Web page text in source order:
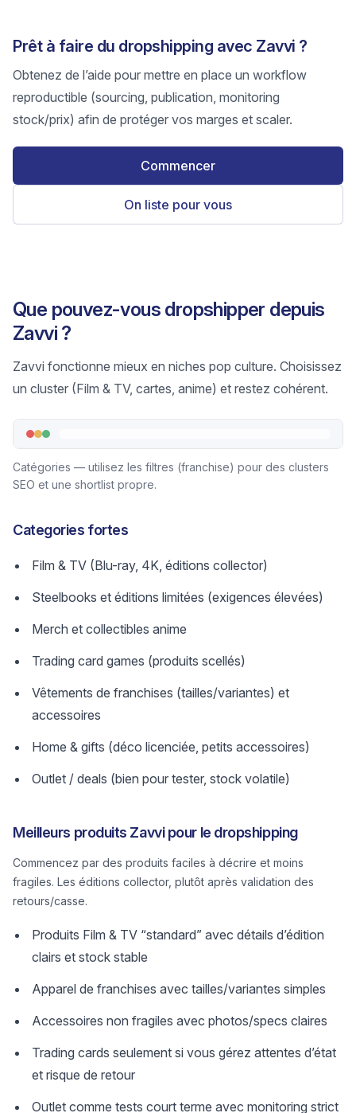
Prêt à faire du dropshipping avec Zavvi ?
Obtenez de l’aide pour mettre en place un workflow
reproductible (sourcing, publication, monitoring
stock/prix) afin de protéger vos marges et scaler.
Commencer
On liste pour vous
Que pouvez-vous dropshipper depuis
Zavvi ?
Zavvi fonctionne mieux en niches pop culture. Choisissez
un cluster (Film & TV, cartes, anime) et restez cohérent.
Catégories — utilisez les filtres (franchise) pour des clusters
SEO et une shortlist propre.
Categories fortes
Film & TV (Blu-ray, 4K, éditions collector)
Steelbooks et éditions limitées (exigences élevées)
Merch et collectibles anime
Trading card games (produits scellés)
Vêtements de franchises (tailles/variantes) et
accessoires
Home & gifts (déco licenciée, petits accessoires)
Outlet / deals (bien pour tester, stock volatile)
Meilleurs produits Zavvi pour le dropshipping
Commencez par des produits faciles à décrire et moins
fragiles. Les éditions collector, plutôt après validation des
retours/casse.
Produits Film & TV “standard” avec détails d’édition
clairs et stock stable
Apparel de franchises avec tailles/variantes simples
Accessoires non fragiles avec photos/specs claires
Trading cards seulement si vous gérez attentes d’état
et risque de retour
Outlet comme tests court terme avec monitoring strict